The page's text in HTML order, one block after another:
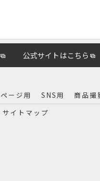
公式サイトはこちら
ージ用 SNS用
商品撮
サイトマップ